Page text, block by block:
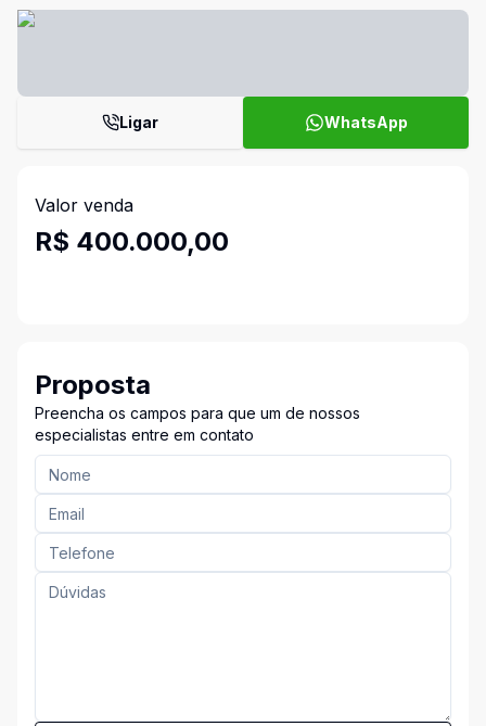
Ligar WhatsApp
Valor venda
R$ 400.000,00
Proposta
Preencha os campos para que um de nossos
especialistas entre em contato